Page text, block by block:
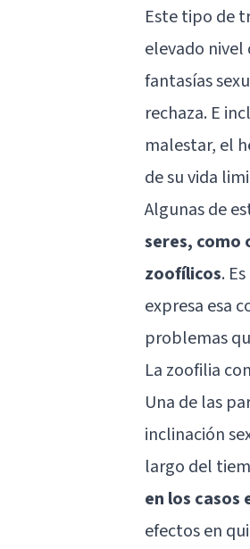
Este tipo de
elevado
fantasías
rechaza. E
malestar, el
de su vida
Algunas de
seres, como
zoofílicos.
expresa esa
problemas
La zoofilia
Una de las
inclinación
largo del
en los casos
efectos en